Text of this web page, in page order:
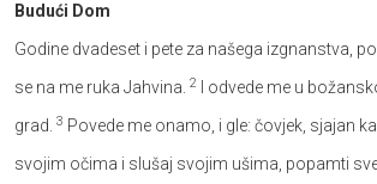
Budući Dom
Godine dvadeset i pete za našega izgnanstva,
se na me ruka Jahvina. 2
I odvede me u
grad. 3 Povede me onamo, i gle: čovjek, sjajan
svojim očima i slušaj svojim ušima, popamti